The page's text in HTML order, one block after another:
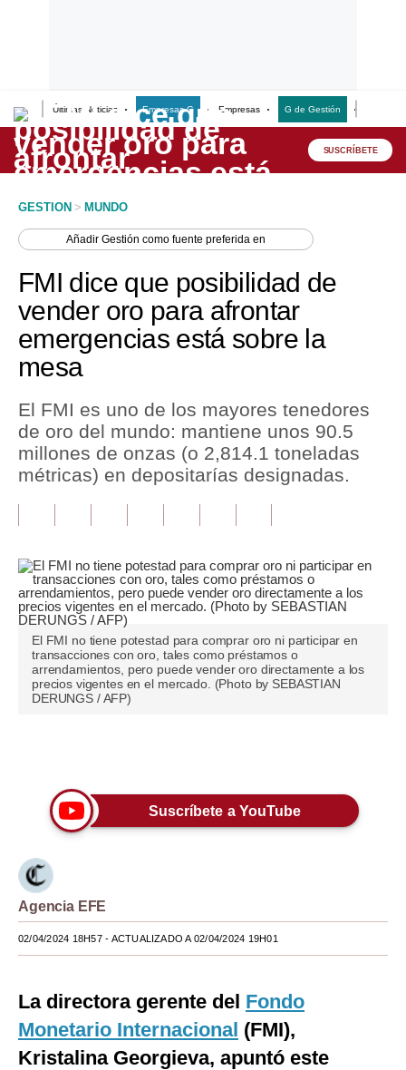
Últimas Noticias Empresas G Empresas G de Gestión
Lo último
Peru Quiosco
Economía
Mercados
Perú
Política
Tu Dinero
Finanzas Personales
Opinión
Editorial
Pregunta de hoy
Blogs
Viajes
Moda
Mundo
España
Internacional
SUSCRÍBETE
GESTION > MUNDO
AñadirGestión como fuente preferida en
FMI dice que posibilidad de
vender oro para afrontar
emergencias está sobre la
mesa
El FMI es uno de los mayores tenedores
de oro del mundo: mantiene unos 90.5
millones de onzas (o 2,814.1 toneladas
métricas) en depositarías designadas.
El FMI no tiene potestad para comprar oro ni participar en
transacciones con oro, tales como préstamos o
arrendamientos, pero puede vender oro directamente a los
precios vigentes en el mercado. (Photo by SEBASTIAN
DERUNGS / AFP)
Suscríbete a YouTube
Agencia EFE
02/04/2024 18H57- ACTUALIZADO A 02/04/2024 19H01
La directora gerente del Fondo
Monetario Internacional (FMI),
Kristalina Georgieva, apuntó este